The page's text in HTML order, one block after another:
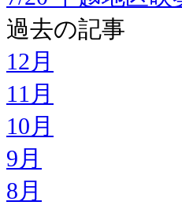
過去の記事
12月
11月
10月
9月
8月